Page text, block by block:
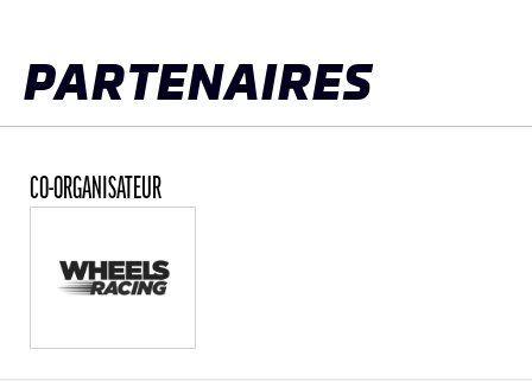
PARTENAIRES
CO-ORGANISATEUR